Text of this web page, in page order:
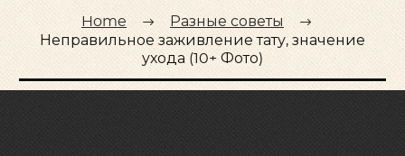
Home
Разные советы
Неправильное заживление тату, значение
ухода (10+ Фото)